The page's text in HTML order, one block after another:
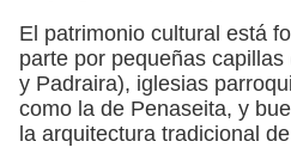
El patrimonio cultural está
parte por pequeñas
y Padraira), iglesias
como la de Penaseita, y
la arquitectura tradicional